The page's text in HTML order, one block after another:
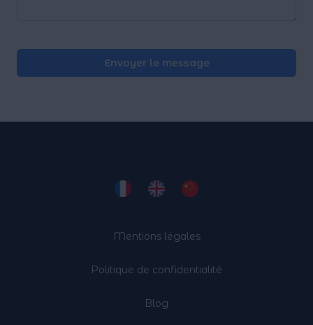
Envoyer le message
Mentions légales
Politique de confidentialité
Blog